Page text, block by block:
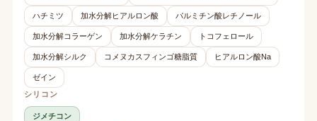
ハチミツ 加水分解ヒアルロン酸 パルミチン酸レチノール
加水分解コラーゲン 加水分解ケラチン トコフェロール
加水分解シルク コメヌカスフィンゴ糖脂質 ヒアルロン酸Na
ゼイン
シリコン
ジメチコン